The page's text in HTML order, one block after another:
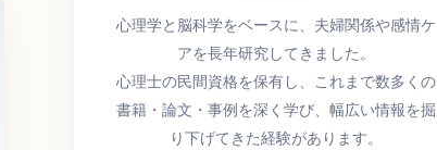
心理学と脳科学をベースに、夫婦関係や感情ケ
アを長年研究してきました。
心理士の民間資格を保有し、これまで数多くの
書籍・論文・事例を深く学び、幅広い情報を掘
り下げてきた経験があります。